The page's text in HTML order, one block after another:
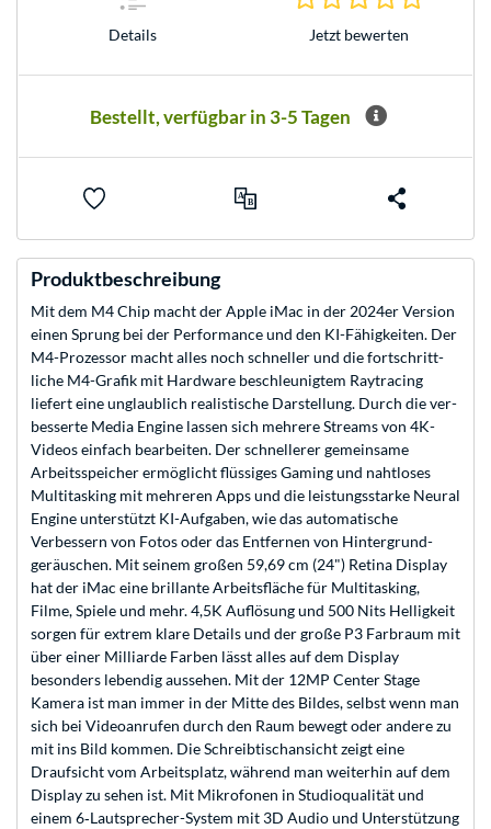
Details Jetzt bewerten
Bestellt, verfügbar in 3-5 Tagen
Produktbeschreibung
Mit dem M4 Chip macht der Apple iMac in der 2024er Version
einen Sprung bei der Per­for­mance und den KI-Fähig­keiten. Der
M4-Prozessor macht alles noch schneller und die fort­schritt­
liche M4-Grafik mit Hard­ware be­schleunigtem Raytracing
liefert eine unglaub­lich realistische Darstellung. Durch die ver­
besserte Media Engine lassen sich mehrere Streams von 4K-
Videos ein­fach bear­beiten. Der schnellerer gemein­same
Arbeits­speicher ermög­licht flüssiges Gaming und naht­loses
Multi­tasking mit mehreren Apps und die leistungs­starke Neural
Engine unter­stützt KI-Auf­gaben, wie das auto­ma­tische
Verbessern von Fotos oder das Entfernen von Hinter­grund­
geräuschen. Mit seinem großen 59,69 cm (24") Retina Dis­play
hat der iMac eine brillante Arbeits­fläche für Multi­tasking,
Filme, Spiele und mehr. 4,5K Auf­lösung und 500 Nits Helligkeit
sorgen für extrem klare Details und der große P3 Farb­raum mit
über einer Milliarde Farben lässt alles auf dem Dis­play
besonders lebendig aus­sehen. Mit der 12MP Center Stage
Kamera ist man immer in der Mitte des Bildes, selbst wenn man
sich bei Video­anrufen durch den Raum bewegt oder andere zu
mit ins Bild kommen. Die Schreib­tisch­ansicht zeigt eine
Draufsicht vom Arbeits­platz, während man weiter­hin auf dem
Display zu sehen ist. Mit Mikro­fonen in Studio­qualität und
einem 6‑Laut­sprecher-System mit 3D Audio und Unter­stüt­zung